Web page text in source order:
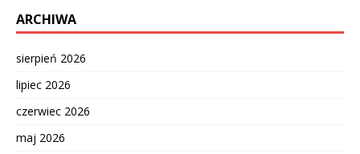
ARCHIWA
sierpień 2026
lipiec 2026
czerwiec 2026
maj 2026